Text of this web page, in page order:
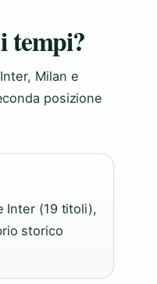
tempi?
Milan e
posizione
Inter (19 titoli),
storico